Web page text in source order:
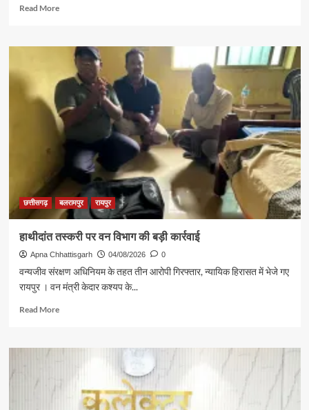
Read MoreRead
सेवा
पोर्टल
में
उत्कृष्ट
प्रदर्शन:
बलरामपुर
के
प्रदेश
के
टॉप
ट्रांजैक्शन
वीएलई
छत्तीसगढ़ बलरामपुर रायपुर
हाथीदांत तस्करी पर वन विभाग की बड़ी कार्रवाई
Apna Chhattisgarh 04/08/2026 0
वन्यजीव संरक्षण अधिनियम के तहत तीन आरोपी गिरफ्तार, न्यायिक हिरासत में भेजे गए
रायपुर । वन मंत्री केदार कश्यप के...
Read MoreRead
हाथीदांत